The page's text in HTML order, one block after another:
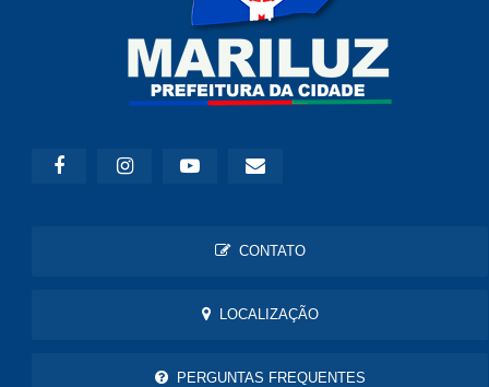
CONTATO
LOCALIZAÇÃO
PERGUNTAS FREQUENTES